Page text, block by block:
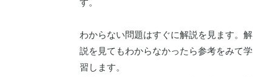
わからない問題はすぐに解説を見ます。解
説を見てもわからなかったら参考をみて学
習します。